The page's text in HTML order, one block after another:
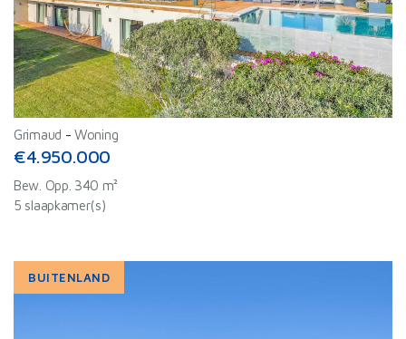
Grimaud -Woning
€4.950.000
Bew. Opp. 340 m²
5 slaapkamer(s)
BUITENLAND